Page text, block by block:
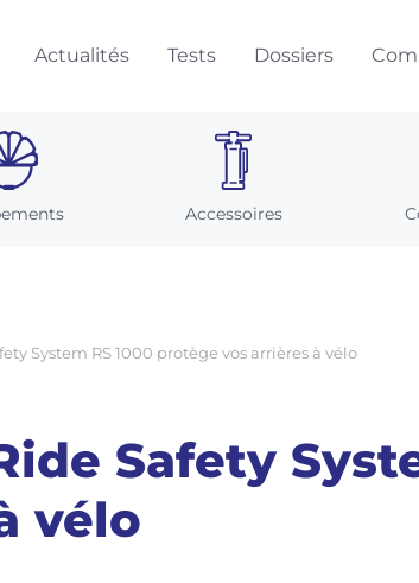
Actualités Tests Dossiers
Accessoires
System RS 1000 protège vos arrières à vélo
Safety
vélo